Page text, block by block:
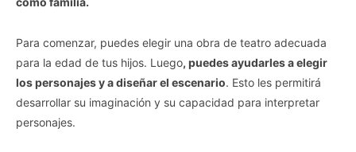
Para comenzar, puedes elegir una obra de teatro adecuada
para la edad de tus hijos. Luego, puedes ayudarles a elegir
los personajes y a diseñar el escenario. Esto les permitirá
desarrollar su imaginación y su capacidad para interpretar
personajes.